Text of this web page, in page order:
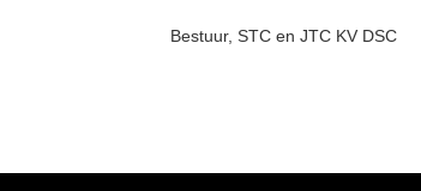
Bestuur, STC en JTC KV DSC